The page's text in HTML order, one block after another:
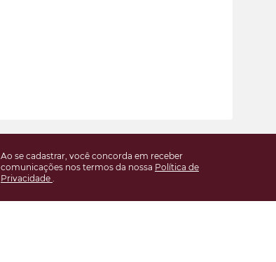
Ao se cadastrar, você concorda em receber
comunicações nos termos da nossa Política de
Privacidade .